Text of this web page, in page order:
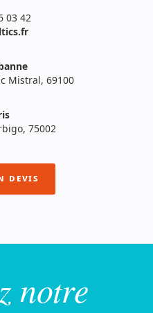
03 42
Mistral, 69100
75002
devis
notre